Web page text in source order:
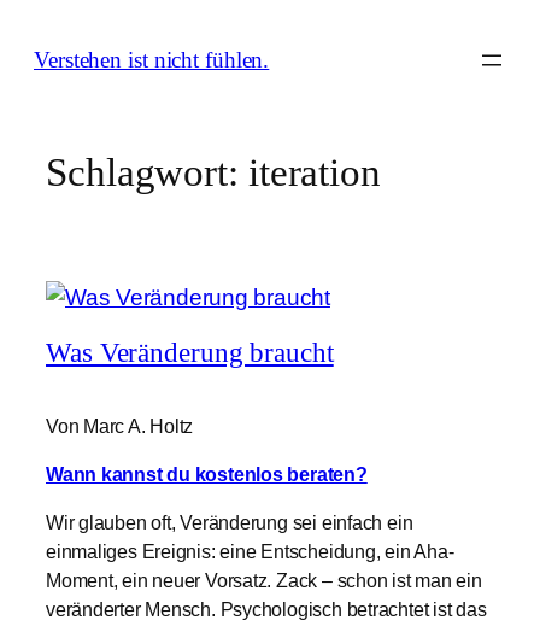
Inhalt
Verstehen ist nicht fühlen.
Schlagwort: iteration
Was Veränderung braucht
Von Marc A. Holtz
Wann kannst du kostenlos beraten?
Wir glauben oft, Veränderung sei einfach ein
einmaliges Ereignis: eine Entscheidung, ein Aha-
Moment, ein neuer Vorsatz. Zack – schon ist man ein
veränderter Mensch. Psychologisch betrachtet ist das